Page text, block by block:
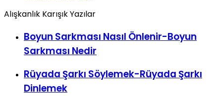
Alışkanlık Karışık Yazılar
Boyun Sarkması Nasıl Önlenir-Boyun
Sarkması Nedir
Rüyada Şarkı Söylemek-Rüyada Şarkı
Dinlemek